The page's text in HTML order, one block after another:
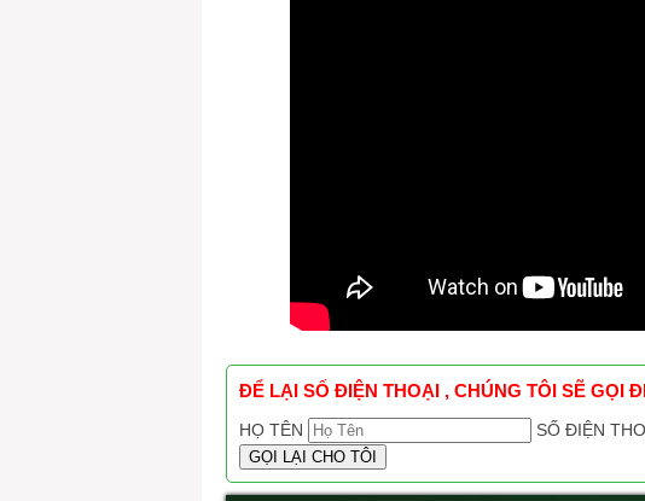
ĐỂ LẠI SỐ ĐIỆN THOẠI , CHÚNG TÔI SẼ GỌI
HỌ TÊN SỐ ĐIỆN
GỌI LẠI CHO TÔI